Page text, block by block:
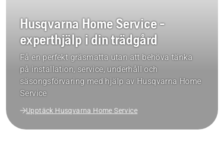
Husqvarna Home Service -
experthjälp i din trädgård
Få en perfekt gräsmatta utan att behöva tänka
på installation, service, underhåll och
säsongsförvaring med hjälp av Husqvarna Home
Service
Upptäck Husqvarna Home Service